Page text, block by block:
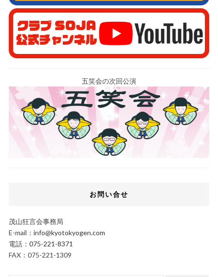
五笑会の次回公演
お問い合せ
茂山狂言会事務局
E-mail： info@kyotokyogen.com
電話： 075-221-8371
FAX：075-221-1309